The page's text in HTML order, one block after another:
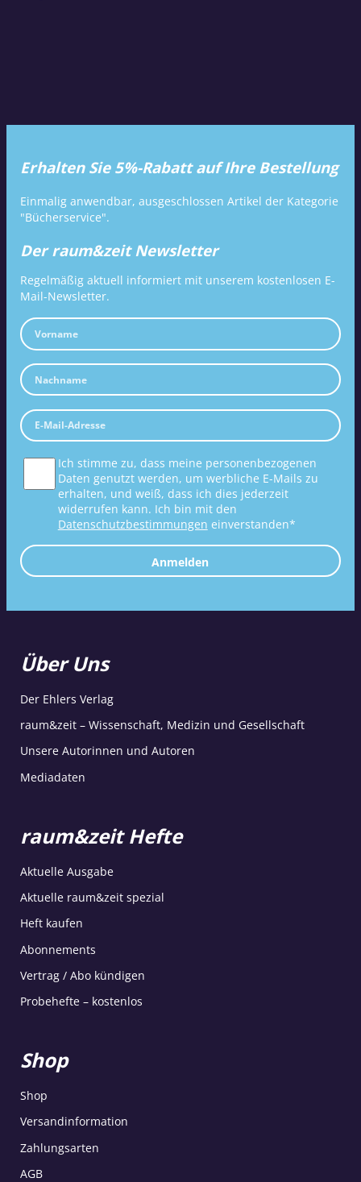
Erhalten Sie 5%-Rabatt auf Ihre Bestellung
Einmalig anwendbar, ausgeschlossen Artikel der Kategorie
"Bücherservice".
Der raum&zeit Newsletter
Regelmäßig aktuell informiert mit unserem kostenlosen E-
Mail-Newsletter.
Ich stimme zu, dass meine personenbezogenen
Daten genutzt werden, um werbliche E-Mails zu
erhalten, und weiß, dass ich dies jederzeit
widerrufen kann. Ich bin mit den
Datenschutzbestimmungen einverstanden*
Anmelden
Über Uns
Der Ehlers Verlag
raum&zeit – Wissenschaft, Medizin und Gesellschaft
Unsere Autorinnen und Autoren
Mediadaten
raum&zeit Hefte
Aktuelle Ausgabe
Aktuelle raum&zeit spezial
Heft kaufen
Abonnements
Vertrag / Abo kündigen
Probehefte – kostenlos
Shop
Shop
Versandinformation
Zahlungsarten
AGB